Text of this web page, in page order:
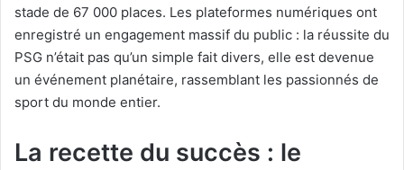
stade de 67 000 places. Les plateformes numériques ont
enregistré un engagement massif du public : la réussite du
PSG n’était pas qu’un simple fait divers, elle est devenue
un événement planétaire, rassemblant les passionnés de
sport du monde entier.
La recette du succès : le